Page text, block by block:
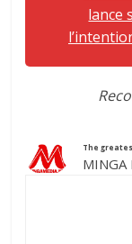
lance
The
MINGA